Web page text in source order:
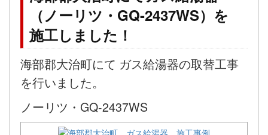
（ノーリツ・GQ-2437WS）を
施工しました！
海部郡大治町にて ガス給湯器の取替工事
を行いました。
ノーリツ・GQ-2437WS